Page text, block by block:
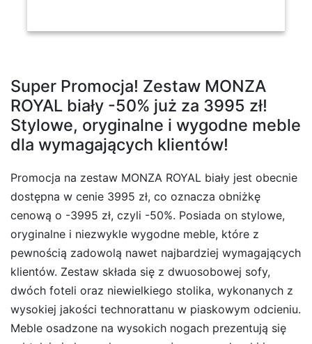
Super Promocja! Zestaw MONZA
ROYAL biały -50% już za 3995 zł!
Stylowe, oryginalne i wygodne meble
dla wymagających klientów!
Promocja na zestaw MONZA ROYAL biały jest obecnie
dostępna w cenie 3995 zł, co oznacza obniżkę
cenową o -3995 zł, czyli -50%. Posiada on stylowe,
oryginalne i niezwykle wygodne meble, które z
pewnością zadowolą nawet najbardziej wymagających
klientów. Zestaw składa się z dwuosobowej sofy,
dwóch foteli oraz niewielkiego stolika, wykonanych z
wysokiej jakości technorattanu w piaskowym odcieniu.
Meble osadzone na wysokich nogach prezentują się